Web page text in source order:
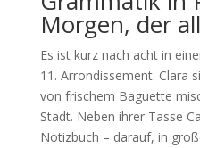
Morgen, der
Es ist kurz nach acht in
11. Arrondissement. Clara
von frischem Baguette
Stadt. Neben ihrer Tasse
Notizbuch – darauf, in